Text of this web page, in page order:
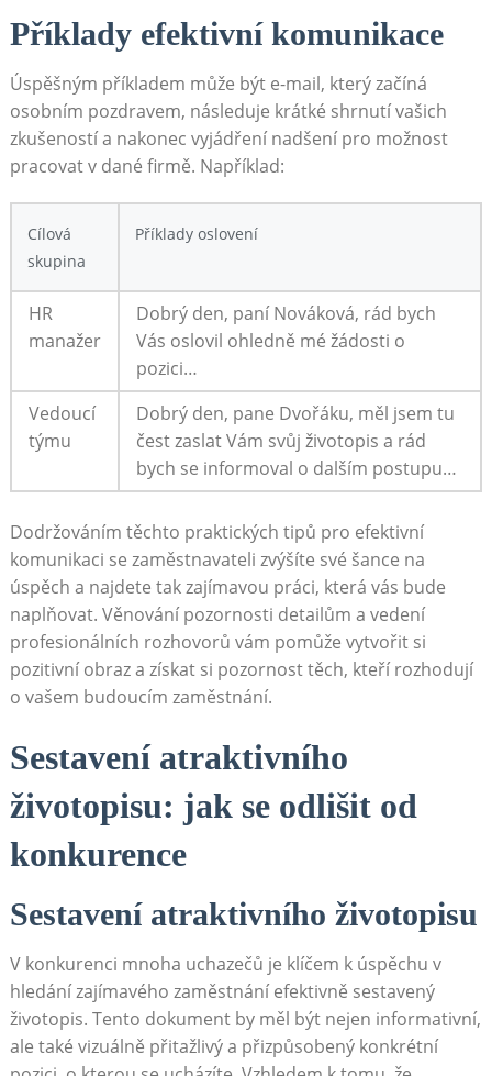
Příklady efektivní komunikace
Úspěšným ‌příkladem může být⁤ e-mail, který začíná
osobním pozdravem, následuje ‍krátké ‌shrnutí ⁢vašich
zkušeností a nakonec vyjádření nadšení⁣ pro možnost
⁢pracovat v dané firmě. Například:
Cílová
skupina
Příklady oslovení
HR⁢
manažer
Dobrý den, paní Nováková, rád bych
Vás oslovil ohledně mé žádosti o
pozici…
Vedoucí
týmu
Dobrý den, pane Dvořáku, měl ⁤jsem tu
čest zaslat Vám​ svůj životopis a rád
‌bych se informoval ⁤o dalším postupu…
Dodržováním těchto praktických tipů pro efektivní
komunikaci se zaměstnavateli zvýšíte své šance na
úspěch ​a najdete‌ tak zajímavou práci, která vás bude
naplňovat. Věnování pozornosti detailům ⁤a vedení
profesionálních rozhovorů vám pomůže vytvořit si
pozitivní obraz a získat si pozornost těch,​ kteří rozhodují
o vašem budoucím zaměstnání.
Sestavení atraktivního
‌životopisu: jak se odlišit od
⁤konkurence
Sestavení atraktivního⁣ životopisu
V konkurenci mnoha ⁢uchazečů je klíčem ⁢k ‌úspěchu v
hledání zajímavého zaměstnání efektivně sestavený
životopis. Tento dokument by měl být nejen informativní,
​ale také vizuálně přitažlivý⁤ a ​přizpůsobený konkrétní